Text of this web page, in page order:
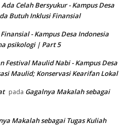
Celah Bersyukur - Kampus Desa
Butuh Inklusi Finansial
- Kampus Desa Indonesia
psikologi | Part 5
Festival Maulid Nabi - Kampus Desa
Maulid; Konservasi Kearifan Lokal
pada Gagalnya Makalah sebagai
Makalah sebagai Tugas Kuliah